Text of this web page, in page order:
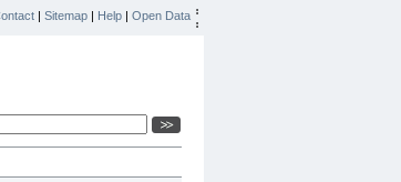
| Sitemap | Help | Open Data